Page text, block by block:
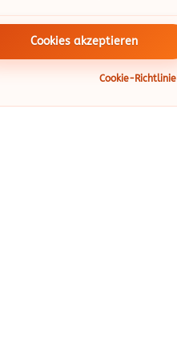
Cookies akzeptieren
Cookie-Richtlinie